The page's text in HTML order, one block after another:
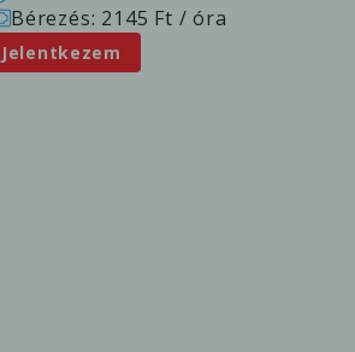
Bérezés: 2145 Ft / óra
Jelentkezem